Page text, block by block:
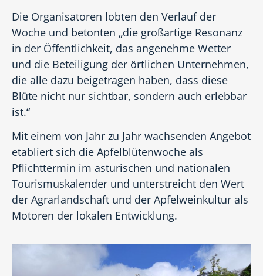
Die Organisatoren lobten den Verlauf der
Woche und betonten „die großartige Resonanz
in der Öffentlichkeit, das angenehme Wetter
und die Beteiligung der örtlichen Unternehmen,
die alle dazu beigetragen haben, dass diese
Blüte nicht nur sichtbar, sondern auch erlebbar
ist.“
Mit einem von Jahr zu Jahr wachsenden Angebot
etabliert sich die Apfelblütenwoche als
Pflichttermin im asturischen und nationalen
Tourismuskalender und unterstreicht den Wert
der Agrarlandschaft und der Apfelweinkultur als
Motoren der lokalen Entwicklung.